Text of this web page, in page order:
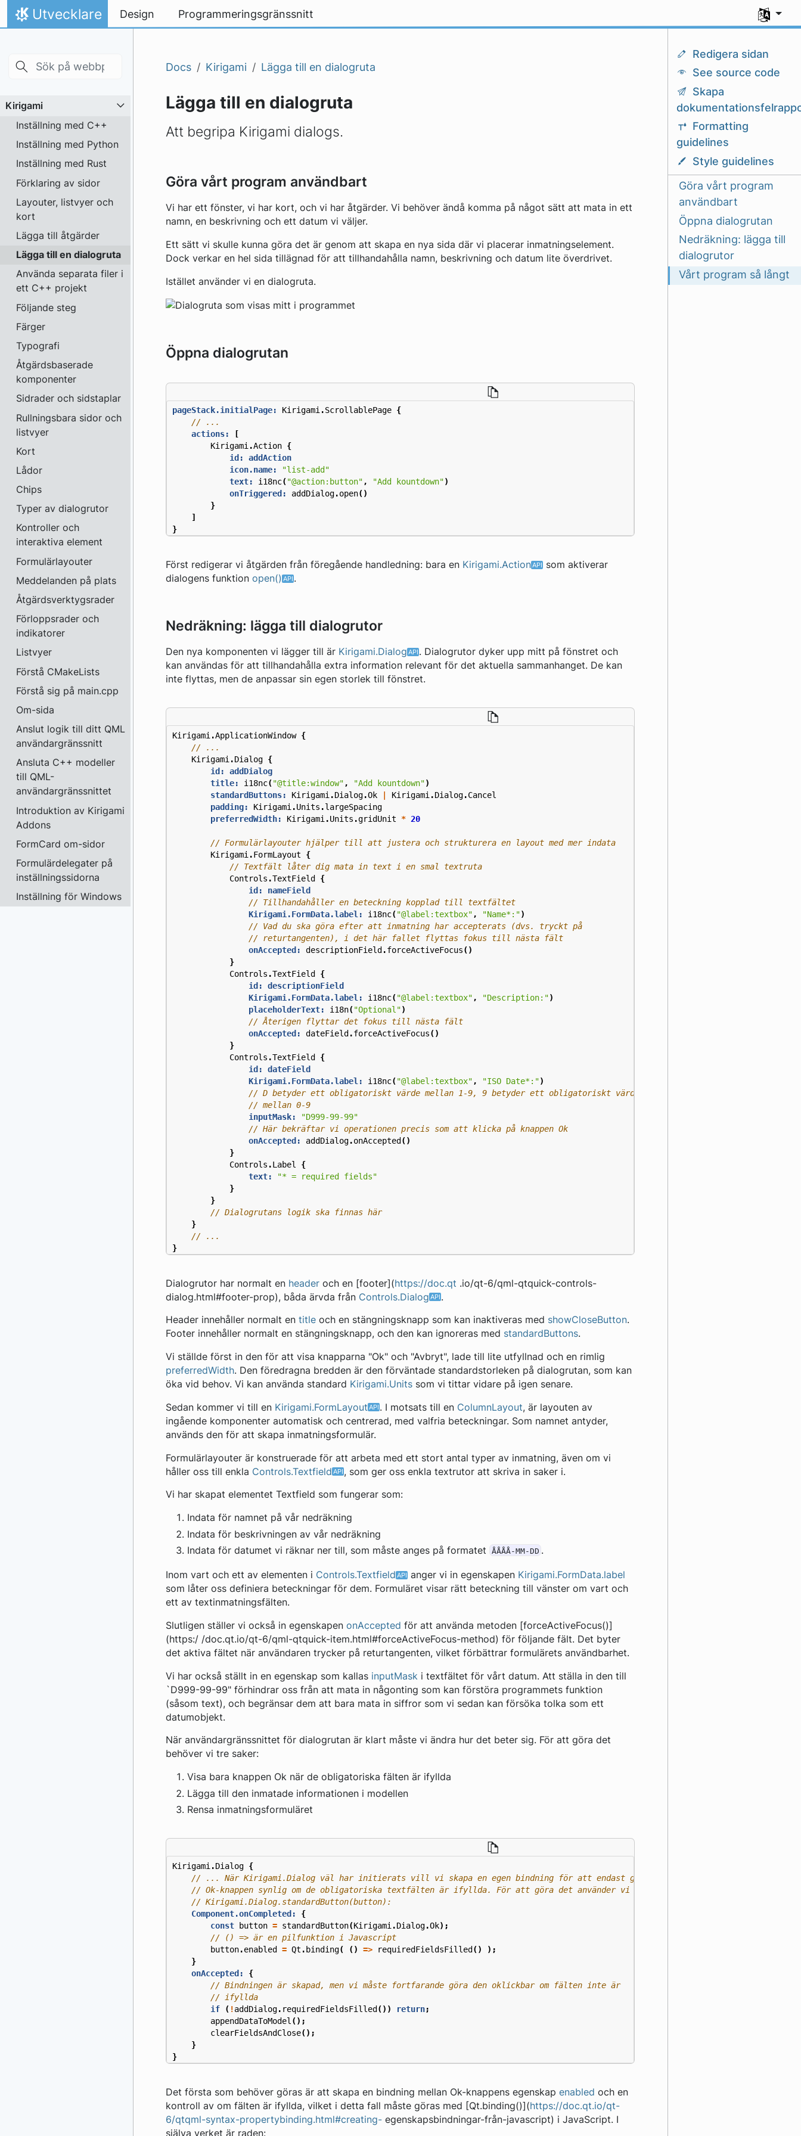
Skip to main content
Gå till innehåll
Hem
Utvecklare Design Programmeringsgränssnitt
Välj ditt
Kirigami
Inställning med C++
Inställning med Python
Inställning med Rust
Förklaring av sidor
Layouter, listvyer och
kort
Lägga till åtgärder
Lägga till en dialogruta
Använda separata filer i
ett C++ projekt
Följande steg
Färger
Typografi
Åtgärdsbaserade
komponenter
Sidrader och sidstaplar
Rullningsbara sidor och
listvyer
Kort
Lådor
Chips
Typer av dialogrutor
Kontroller och
interaktiva element
Formulärlayouter
Meddelanden på plats
Åtgärdsverktygsrader
Förloppsrader och
indikatorer
Listvyer
Förstå CMakeLists
Förstå sig på main.cpp
Om-sida
Anslut logik till ditt QML
användargränssnitt
Ansluta C++ modeller
till QML-
användargränssnittet
Introduktion av Kirigami
Addons
FormCard om-sidor
Formulärdelegater på
inställningssidorna
Inställning för Windows
Redigera sidan
See source code
Skapa
Formatting
guidelines
Style guidelines
Göra vårt program
användbart
Öppna dialogrutan
Nedräkning: lägga till
dialogrutor
Vårt program så långt
Docs Kirigami Lägga till en dialogruta
Lägga till en dialogruta
Att begripa Kirigami dialogs.
Göra vårt program användbart
Vi har ett fönster, vi har kort, och vi har åtgärder. Vi behöver ändå komma på något sätt att mata in ett
namn, en beskrivning och ett datum vi väljer.
Ett sätt vi skulle kunna göra det är genom att skapa en nya sida där vi placerar inmatningselement.
Dock verkar en hel sida tillägnad för att tillhandahålla namn, beskrivning och datum lite överdrivet.
Istället använder vi en dialogruta.
Öppna dialogrutan
pageStack.initialPage: Kirigami .ScrollablePage {
actions:
[
Kirigami .Action {
id: addAction
icon.name:
"list-add"
text:
i18nc("@action:button" , "Add kountdown")
onTriggered:
addDialog.open()
}
]
}
Först redigerar vi åtgärden från föregående handledning: bara en Kirigami.Action
som aktiverar
dialogens funktion open() .
Nedräkning: lägga till dialogrutor
Den nya komponenten vi lägger till är Kirigami.Dialog
. Dialogrutor dyker upp mitt på fönstret och
kan användas för att tillhandahålla extra information relevant för det aktuella sammanhanget. De kan
inte flyttas, men de anpassar sin egen storlek till fönstret.
Kirigami .ApplicationWindow {
Kirigami .Dialog {
id: addDialog
title:
i18nc("@title:window" , "Add kountdown")
standardButtons:
Kirigami .Dialog.Ok | Kirigami .Dialog.Cancel
padding:
Kirigami .Units .largeSpacing
preferredWidth:
Kirigami .Units .gridUnit * 20
Kirigami .FormLayout
{
Controls .TextField {
id: nameField
Kirigami.FormData.label:
i18nc("@label:textbox" , "Name*:")
onAccepted:
descriptionField.forceActiveFocus()
}
Controls .TextField {
id: descriptionField
Kirigami.FormData.label:
i18nc("@label:textbox" , "Description:")
placeholderText:
i18n("Optional")
onAccepted:
dateField.forceActiveFocus()
}
Controls .TextField {
id: dateField
Kirigami.FormData.label:
i18nc("@label:textbox" , "ISO Date*:")
inputMask:
"D999-99-99"
onAccepted:
addDialog.onAccepted()
}
Controls .Label
{
text:
"* = required fields"
}
}
}
}
Dialogrutor har normalt en header och en [footer](https://doc.qt .io/qt-6/qml-qtquick-controls-
dialog.html#footer-prop), båda ärvda från Controls.Dialog .
Header innehåller normalt en title och en stängningsknapp som kan inaktiveras med showCloseButton.
Footer innehåller normalt en stängningsknapp, och den kan ignoreras med standardButtons.
Vi ställde först in den för att visa knapparna "Ok" och "Avbryt", lade till lite utfyllnad och en rimlig
preferredWidth. Den föredragna bredden är den förväntade standardstorleken på dialogrutan, som kan
öka vid behov. Vi kan använda standard Kirigami.Units som vi tittar vidare på igen senare.
Sedan kommer vi till en Kirigami.FormLayout . I motsats till en ColumnLayout, är layouten av
ingående komponenter automatisk och centrerad, med valfria beteckningar. Som namnet antyder,
används den för att skapa inmatningsformulär.
Formulärlayouter är konstruerade för att arbeta med ett stort antal typer av inmatning, även om vi
håller oss till enkla Controls.Textfield , som ger oss enkla textrutor att skriva in saker i.
Vi har skapat elementet Textfield som fungerar som:
Indata för namnet på vår nedräkning
Indata för beskrivningen av vår nedräkning
Indata för datumet vi räknar ner till, som måste anges på formatet
ÅÅÅÅ-MM-DD .
Inom vart och ett av elementen i Controls.Textfield anger vi in egenskapen ​​ Kirigami.FormData.label
som låter oss definiera beteckningar för dem. Formuläret visar rätt beteckning till vänster om vart och
ett av textinmatningsfälten.
Slutligen ställer vi också in egenskapen onAccepted för att använda metoden [forceActiveFocus()]
(https:/ /doc.qt.io/qt-6/qml-qtquick-item.html#forceActiveFocus-method) för följande fält. Det byter
det aktiva fältet när användaren trycker på returtangenten, vilket förbättrar formulärets användbarhet.
Vi har också ställt in en egenskap som kallas inputMask i textfältet för vårt datum. Att ställa in den till
`D999-99-99" förhindrar oss från att mata in någonting som kan förstöra programmets funktion
(såsom text), och begränsar dem att bara mata in siffror som vi sedan kan försöka tolka som ett
datumobjekt.
När användargränssnittet för dialogrutan är klart måste vi ändra hur det beter sig. För att göra det
behöver vi tre saker:
Visa bara knappen Ok när de obligatoriska fälten är ifyllda
Lägga till den inmatade informationen i modellen
Rensa inmatningsformuläret
Kirigami .Dialog {
Component.onCompleted:
{
const button = standardButton(Kirigami .Dialog.Ok);
button.enabled = Qt .binding( () => requiredFieldsFilled()
);
}
onAccepted:
{
if
( !addDialog. requiredFieldsFilled()) return;
appendDataToModel ();
clearFieldsAndClose();
}
}
Det första som behöver göras är att skapa en bindning mellan Ok-knappens egenskap enabled och en
kontroll av om fälten är ifyllda, vilket i detta fall måste göras med [Qt.binding()](https://doc.qt.io/qt-
6/qtqml-syntax-propertybinding.html#creating- egenskapsbindningar-från-javascript) i JavaScript. I
själva verket är raden: